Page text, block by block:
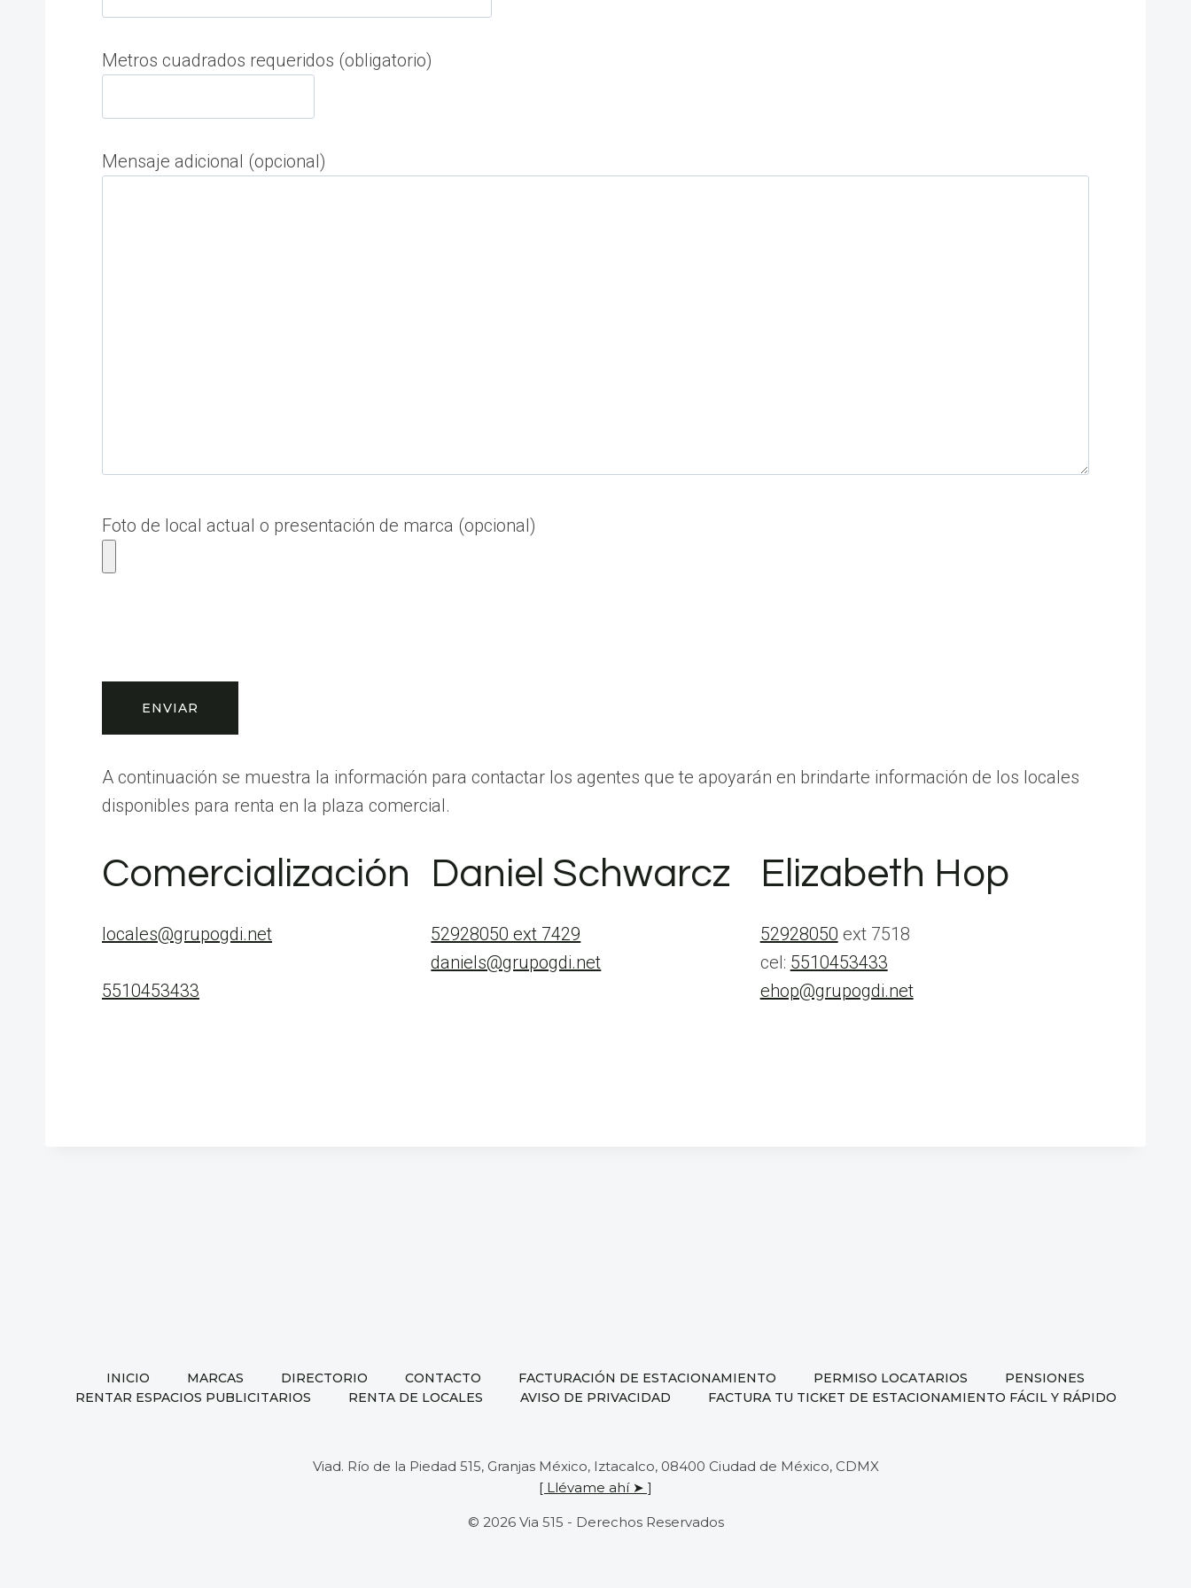
Metros cuadrados requeridos (obligatorio)
Mensaje adicional (opcional)
Foto de local actual o presentación de marca (opcional)
A continuación se muestra la información para contactar los agentes que te apoyarán en brindarte información de los locales
disponibles para renta en la plaza comercial.
Comercialización
locales@grupogdi.net
5510453433
Daniel Schwarcz
52928050 ext 7429
daniels@grupogdi.net
Elizabeth Hop
52928050 ext 7518
cel: 5510453433
ehop@grupogdi.net
INICIO MARCAS DIRECTORIO CONTACTO FACTURACIÓN DE ESTACIONAMIENTO PERMISO LOCATARIOS
PENSIONES
RENTAR ESPACIOS PUBLICITARIOS
RENTA DE LOCALES AVISO DE PRIVACIDAD FACTURA TU TICKET DE ESTACIONAMIENTO FÁCIL Y RÁPIDO
Viad. Río de la Piedad 515, Granjas México, Iztacalco, 08400 Ciudad de México, CDMX
[ Llévame ahí ➤ ]
© 2026 Via 515 - Derechos Reservados